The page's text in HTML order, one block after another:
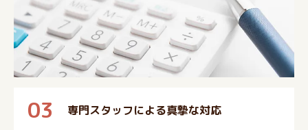
03 専門スタッフによる真摯な対応